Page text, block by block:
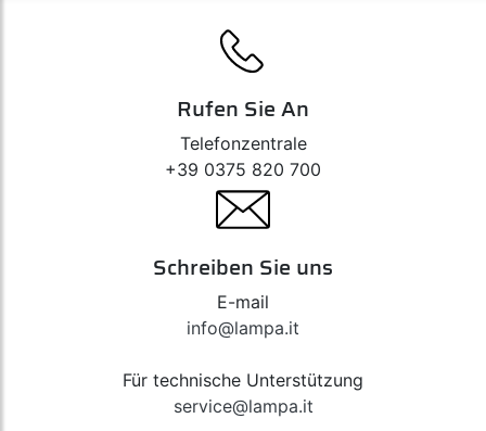
Rufen Sie An
Telefonzentrale
+39 0375 820 700
Schreiben Sie uns
E-mail
info@lampa.it
Für technische Unterstützung
service@lampa.it